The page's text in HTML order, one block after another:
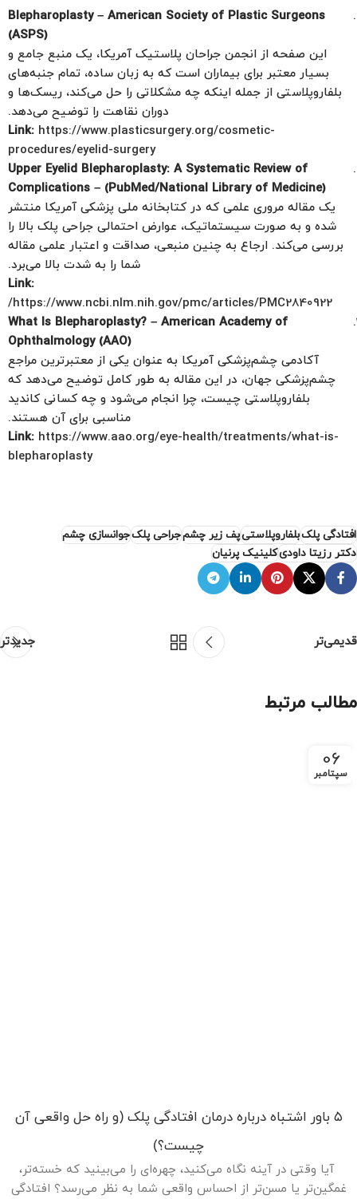
Blepharoplasty – American Society of Plastic Surgeons
(ASPS)
این صفحه از انجمن جراحان پلاستیک آمریکا، یک منبع جامع و
بسیار معتبر برای بیماران است که به زبان ساده، تمام جنبه‌های
بلفاروپلاستی از جمله اینکه چه مشکلاتی را حل می‌کند، ریسک‌ها و
دوران نقاهت را توضیح می‌دهد.
Link: https://www.plasticsurgery.org/cosmetic-
procedures/eyelid-surgery
Upper Eyelid Blepharoplasty: A Systematic Review of
Complications – (PubMed/National Library of Medicine)
یک مقاله مروری علمی که در کتابخانه ملی پزشکی آمریکا منتشر
شده و به صورت سیستماتیک، عوارض احتمالی جراحی پلک بالا را
بررسی می‌کند. ارجاع به چنین منبعی، صداقت و اعتبار علمی مقاله
شما را به شدت بالا می‌برد.
Link:
https://www.ncbi.nlm.nih.gov/pmc/articles/PMC2840922/
What Is Blepharoplasty? – American Academy of
Ophthalmology (AAO)
آکادمی چشم‌پزشکی آمریکا به عنوان یکی از معتبرترین مراجع
چشم‌پزشکی جهان، در این مقاله به طور کامل توضیح می‌دهد که
بلفاروپلاستی چیست، چرا انجام می‌شود و چه کسانی کاندید
مناسبی برای آن هستند.
Link: https://www.aao.org/eye-health/treatments/what-is-
blepharoplasty
افتادگی پلکبلفاروپلاستیپف زیر چشمجراحی پلکجوانسازی چشم
دکتر رزیتا داودیکلینیک پرنیان
جدیدتر قدیمی‌تر
مطالب مرتبط
06
سپتامبر
۵ باور اشتباه درباره درمان افتادگی پلک (و راه حل واقعی آن
چیست؟)
آیا وقتی در آینه نگاه می‌کنید، چهره‌ای را می‌بینید که خسته‌تر،
غمگین‌تر یا مسن‌تر از احساس واقعی شما به نظر می‌رسد؟ افتادگی